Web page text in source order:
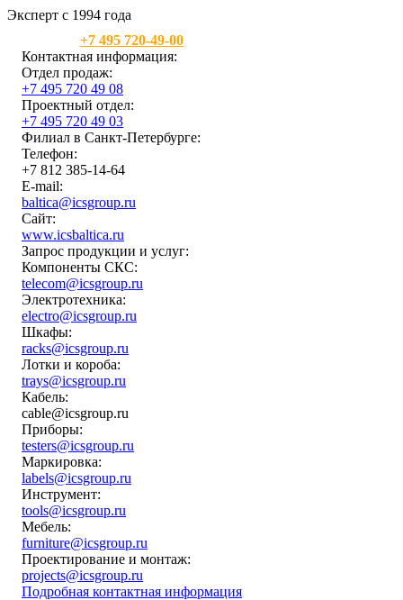
Эксперт с 1994 года
+7 495 720-49-00
Контактная информация:
Отдел продаж:
+7 495 720 49 08
Проектный отдел:
+7 495 720 49 03
Филиал в Санкт-Петербурге:
Телефон:
+7 812 385-14-64
E-mail:
baltica@icsgroup.ru
Сайт:
www.icsbaltica.ru
Запрос продукции и услуг:
Компоненты СКС:
telecom@icsgroup.ru
Электротехника:
electro@icsgroup.ru
Шкафы:
racks@icsgroup.ru
Лотки и короба:
trays@icsgroup.ru
Кабель:
cable@icsgroup.ru
Приборы:
testers@icsgroup.ru
Маркировка:
labels@icsgroup.ru
Инструмент:
tools@icsgroup.ru
Мебель:
furniture@icsgroup.ru
Проектирование и монтаж:
projects@icsgroup.ru
Подробная контактная информация